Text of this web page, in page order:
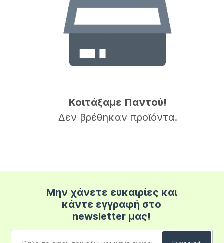
Κοιτάξαμε Παντού!
Δεν βρέθηκαν προϊόντα.
Μην χάνετε ευκαιρίες και
κάντε εγγραφή στο
newsletter μας!